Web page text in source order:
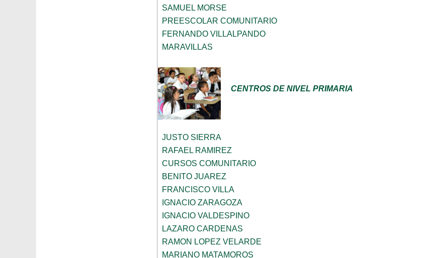
SAMUEL MORSE
PREESCOLAR COMUNITARIO
FERNANDO VILLALPANDO
MARAVILLAS
CENTROS DE NIVEL PRIMARIA
JUSTO SIERRA
RAFAEL RAMIREZ
CURSOS COMUNITARIO
BENITO JUAREZ
FRANCISCO VILLA
IGNACIO ZARAGOZA
IGNACIO VALDESPINO
LAZARO CARDENAS
RAMON LOPEZ VELARDE
MARIANO MATAMOROS